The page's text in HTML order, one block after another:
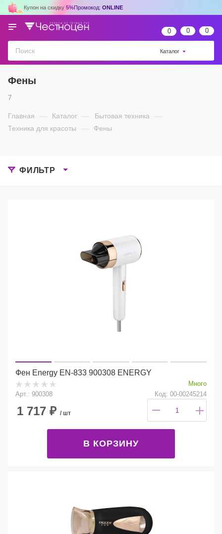
Купон на скидку 5%Промокод: ONLINE
0 0 0
Каталог
Фены
7
Главная — Каталог — Бытовая техника —
Техника для красоты — Фены
ФИЛЬТР
Фен Energy EN-833 900308 ENERGY
Много
Арт.: 900308
Код: 00-00245214
1 717 ₽ / шт
В КОРЗИНУ